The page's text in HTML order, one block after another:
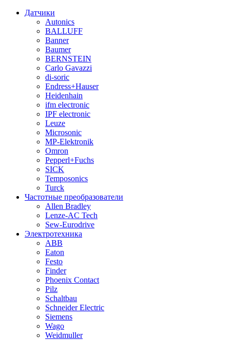
Датчики
Autonics
BALLUFF
Banner
Baumer
BERNSTEIN
Carlo Gavazzi
di-soric
Endress+Hauser
Heidenhain
ifm electronic
IPF electronic
Leuze
Microsonic
MP-Elektronik
Omron
Pepperl+Fuchs
SICK
Temposonics
Turck
Частотные преобразователи
Allen Bradley
Lenze-AC Tech
Sew-Eurodrive
Электротехника
ABB
Eaton
Festo
Finder
Phoenix Contact
Pilz
Schaltbau
Schneider Electric
Siemens
Wago
Weidmuller